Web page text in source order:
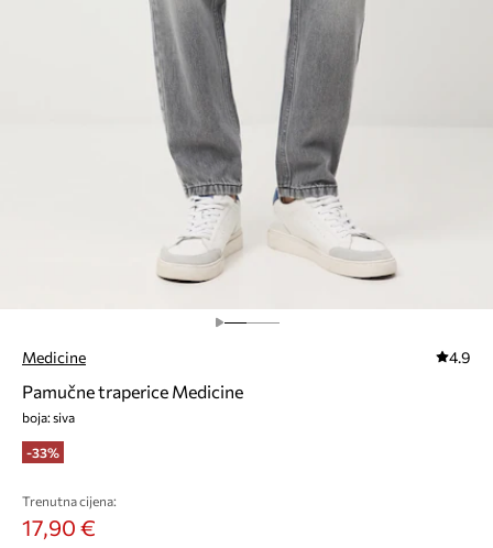
Medicine 4.9
Pamučne traperice Medicine
boja: siva
-33%
Trenutna cijena:
17,90 €